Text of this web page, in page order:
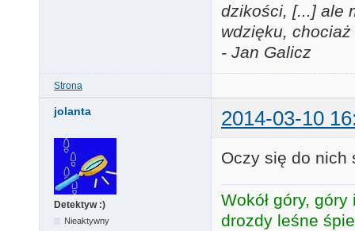
dzikości, [...] ale
wdzięku,
- Jan Galicz
Strona
jolanta 2014-03-10
Detektyw :)
Nieaktywny
Oczy się do
Wokół góry,
drozdy leśne